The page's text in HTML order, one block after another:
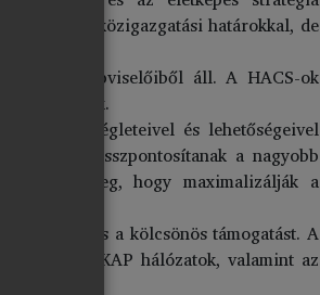
a közigazgatási határokkal, de
képviselőiből áll. A HACS-ok
szükségleteivel és lehetőségeivel
összpontosítanak a nagyobb
meg, hogy maximalizálják a
és a kölcsönös támogatást. A
nemzeti KAP hálózatok, valamint az